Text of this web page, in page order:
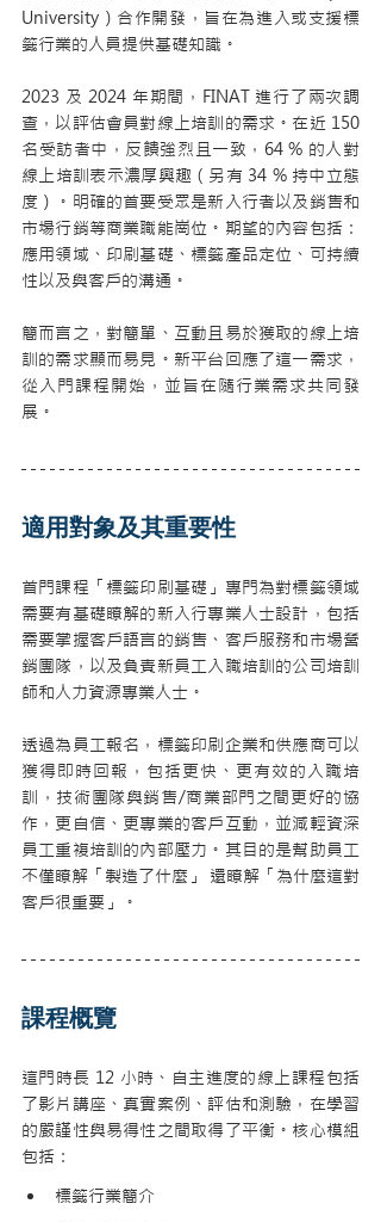
University）合作開發，旨在為進入或支援標
籤行業的人員提供基礎知識。
2023 及 2024 年期間，FINAT 進行了兩次調
查，以評估會員對線上培訓的需求。在近 150
名受訪者中，反饋強烈且一致，64 % 的人對
線上培訓表示濃厚興趣（另有 34 % 持中立態
度）。明確的首要受眾是新入行者以及銷售和
市場行銷等商業職能崗位。期望的內容包括：
應用領域、印刷基礎、標籤產品定位、可持續
性以及與客戶的溝通。
簡而言之，對簡單、互動且易於獲取的線上培
訓的需求顯而易見。新平台回應了這一需求，
從入門課程開始，並旨在隨行業需求共同發
展。
適用對象及其重要性
首門課程「標籤印刷基礎」專門為對標籤領域
需要有基礎瞭解的新入行專業人士設計，包括
需要掌握客戶語言的銷售、客戶服務和市場營
銷團隊，以及負責新員工入職培訓的公司培訓
師和人力資源專業人士。
透過為員工報名，標籤印刷企業和供應商可以
獲得即時回報，包括更快、更有效的入職培
訓，技術團隊與銷售/商業部門之間更好的協
作，更自信、更專業的客戶互動，並減輕資深
員工重複培訓的內部壓力。其目的是幫助員工
不僅瞭解「製造了什麼」 還瞭解「為什麼這對
客戶很重要」。
課程概覽
這門時長 12 小時、自主進度的線上課程包括
了影片講座、真實案例、評估和測驗，在學習
的嚴謹性與易得性之間取得了平衡。核心模組
包括：
標籤行業簡介